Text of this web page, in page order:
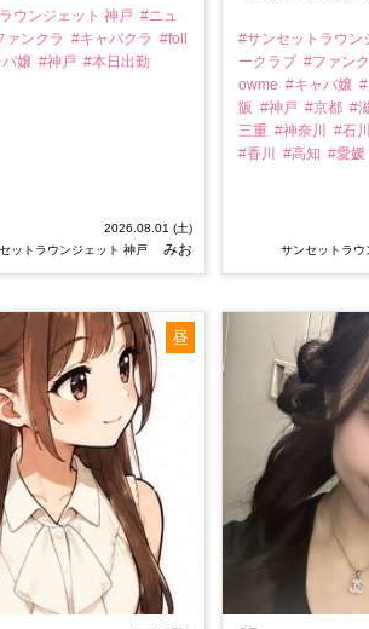
ウンジェット 神戸 #ニュ
ァンクラ #キャバクラ #foll
嬢 #神戸 #本日出勤
2026.08.01 (土)
ットラウンジェット 神戸
みお
#サンセットラウン
ークラブ #ファン
owme #キャバ嬢
阪 #神戸 #京都 #
三重 #神奈川 #石川
#香川
#高知 #愛媛
サンセットラ
昼